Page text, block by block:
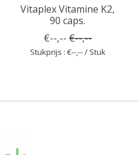
Vitaplex Vitamine K2,
90 caps.
€--,-- €--,--
Stukprijs : €--,-- / Stuk